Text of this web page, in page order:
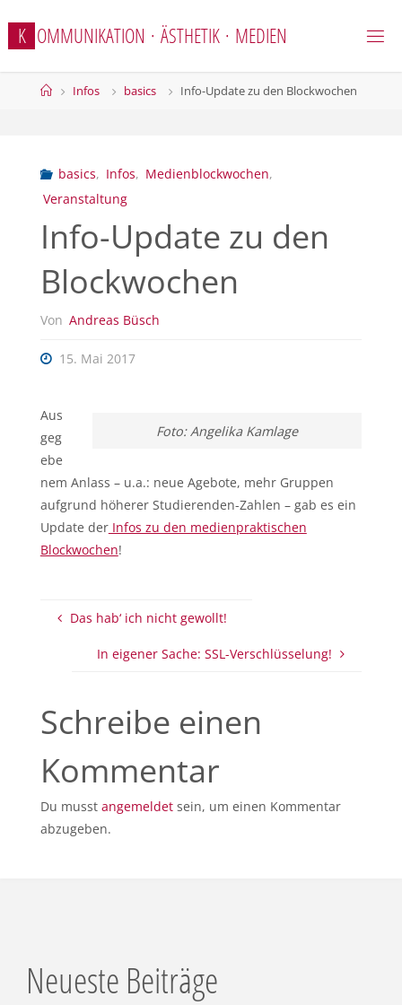
Inhalt
springen
K OMMUNIKATION · ÄSTHETIK · MEDIEN
StartInfos basics Info-Update zu den Blockwochen
basics, Infos, Medienblockwochen,
Veranstaltung
Info-Update zu den
Blockwochen
Von Andreas Büsch
15. Mai 2017
Foto: Angelika Kamlage
Aus
geg
ebe
nem Anlass – u.a.: neue Agebote, mehr Gruppen
aufgrund höherer Studierenden-Zahlen – gab es ein
Update derInfos zu den medienpraktischen
Blockwochen!
Das hab‘ ich nicht gewollt!
In eigener Sache: SSL-Verschlüsselung!
Schreibe einen
Kommentar
Du musst angemeldetsein, um einen Kommentar
abzugeben.
Neueste Beiträge